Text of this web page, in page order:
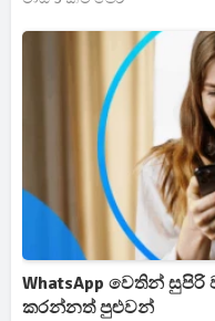
WhatsApp වෙතින්
කරන්නත් පුළුවන්